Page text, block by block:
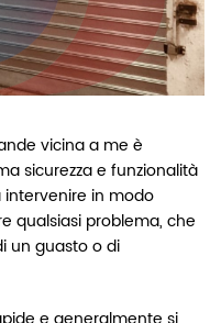
vicina a me è
sicurezza e funzionalità
intervenire in modo
qualsiasi problema, che
un guasto o di